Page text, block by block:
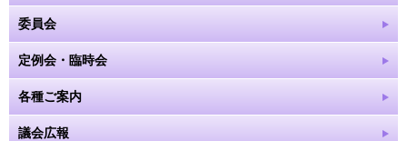
委員会
定例会・臨時会
各種ご案内
議会広報